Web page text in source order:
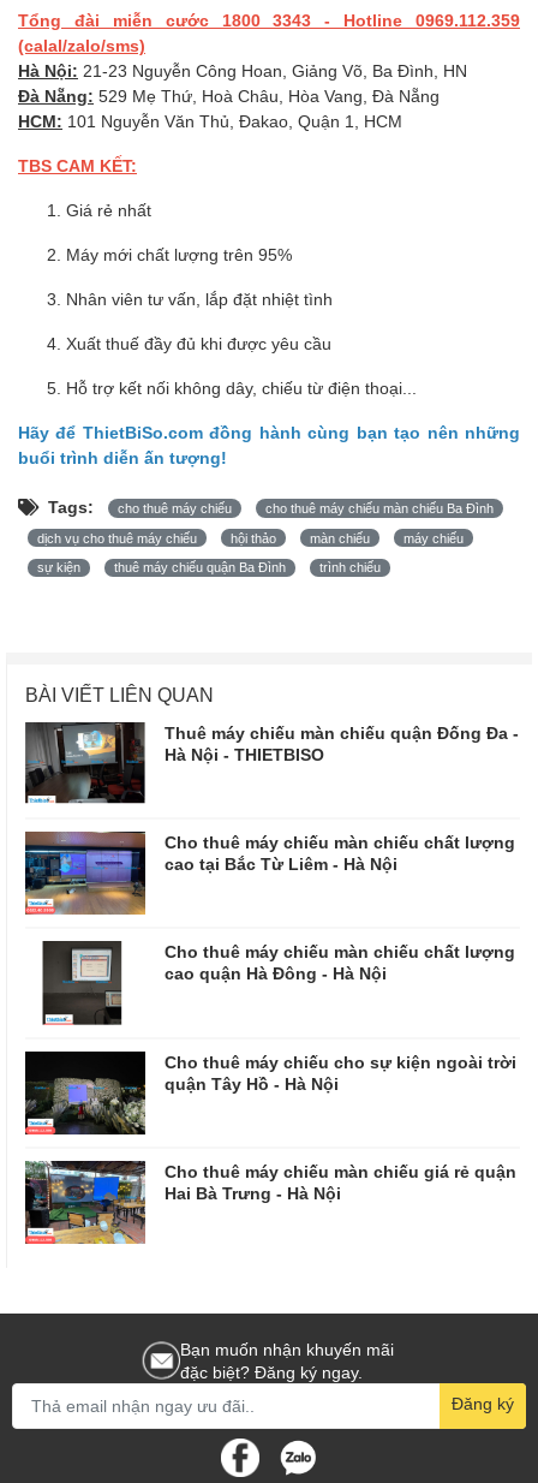
Tổng đài miễn cước 1800 3343 - Hotline 0969.112.359
(calal/zalo/sms)
Hà Nội: 21-23 Nguyễn Công Hoan, Giảng Võ, Ba Đình, HN
Đà Nẵng: 529 Mẹ Thứ, Hoà Châu, Hòa Vang, Đà Nẵng
HCM: 101 Nguyễn Văn Thủ, Đakao, Quận 1, HCM
TBS CAM KẾT:
Giá rẻ nhất
Máy mới chất lượng trên 95%
Nhân viên tư vấn, lắp đặt nhiệt tình
Xuất thuế đầy đủ khi được yêu cầu
Hỗ trợ kết nối không dây, chiếu từ điện thoại...
Hãy để ThietBiSo.com đồng hành cùng bạn tạo nên những
buổi trình diễn ấn tượng!
Tags: cho thuê máy chiếu cho thuê máy chiếu màn chiếu Ba Đình
dịch vụ cho thuê máy chiếu hội thảo màn chiếu máy chiếu
sự kiện thuê máy chiếu quận Ba Đình trình chiếu
BÀI VIẾT LIÊN QUAN
Thuê máy chiếu màn chiếu quận Đống Đa -
Hà Nội - THIETBISO
Cho thuê máy chiếu màn chiếu chất lượng
cao tại Bắc Từ Liêm - Hà Nội
Cho thuê máy chiếu màn chiếu chất lượng
cao quận Hà Đông - Hà Nội
Cho thuê máy chiếu cho sự kiện ngoài trời
quận Tây Hồ - Hà Nội
Cho thuê máy chiếu màn chiếu giá rẻ quận
Hai Bà Trưng - Hà Nội
Bạn muốn nhận khuyến mãi
đặc biệt? Đăng ký ngay.
Đăng ký